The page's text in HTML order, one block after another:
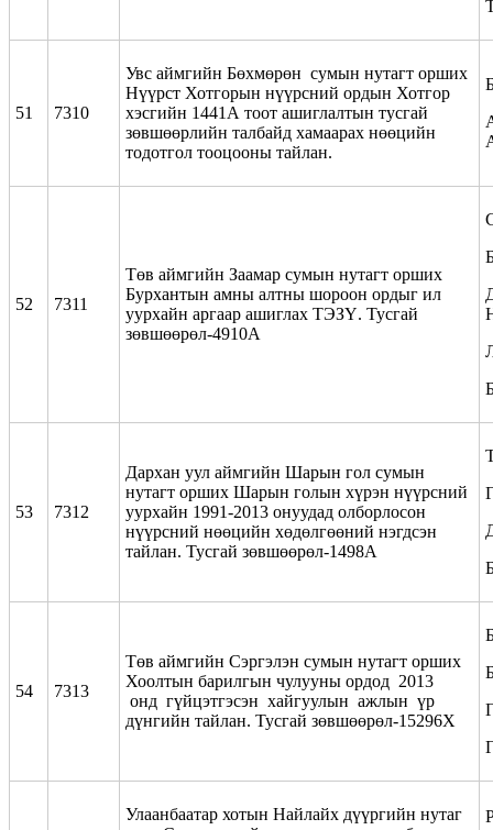
51 7310
Увс аймгийн Бөхмөрөн сумын нутагт орших
Нүүрст Хотгорын нүүрсний ордын Хотгор
хэсгийн 1441А тоот ашиглалтын тусгай
зөвшөөрлийн талбайд хамаарах нөөцийн
тодотгол тооцооны тайлан.
52 7311
Төв аймгийн Заамар сумын нутагт орших
Бурхантын амны алтны шороон ордыг ил
уурхайн аргаар ашиглах ТЭЗҮ. Тусгай
зөвшөөрөл-4910А
53 7312
Дархан уул аймгийн Шарын гол сумын
нутагт орших Шарын голын хүрэн нүүрсний
уурхайн 1991-2013 онуудад олборлосон
нүүрсний нөөцийн хөдөлгөөний нэгдсэн
тайлан. Тусгай зөвшөөрөл-1498А
54 7313
Төв аймгийн Сэргэлэн сумын нутагт орших
Хоолтын барилгын чулууны ордод 2013
онд гүйцэтгэсэн хайгуулын ажлын үр
дүнгийн тайлан. Тусгай зөвшөөрөл-15296Х
Улаанбаатар хотын Найлайх дүүргийн нутаг